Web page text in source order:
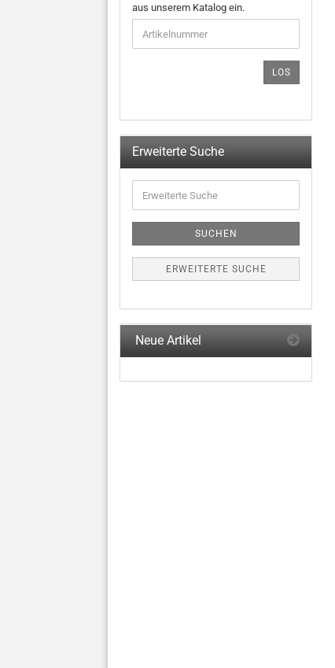
GEBEN
SIE
DIE
ARTIKELNUMMER
aus unserem Katalog ein.
LOS
Erweiterte Suche
Suche
SUCHEN
ERWEITERTE SUCHE
Neue Artikel